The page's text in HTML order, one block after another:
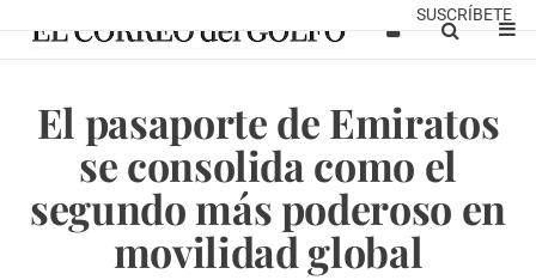
SUSCRÍBETE
El pasaporte de Emiratos
se consolida como el
segundo más poderoso en
movilidad global